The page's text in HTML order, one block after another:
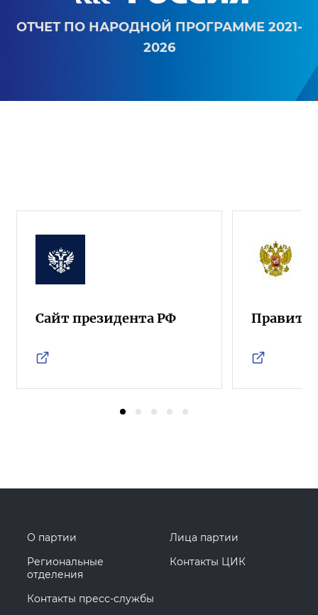
ОТЧЕТ ПО НАРОДНОЙ ПРОГРАММЕ 2021-
2026
Сайт президента РФ
О партии
Лица партии
Региональные
отделения
Контакты ЦИК
Контакты пресс-службы